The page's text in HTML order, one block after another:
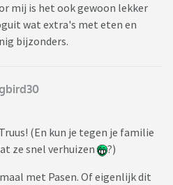
mij is het ook gewoon lekker
wat extra's met eten en
bijzonders.
(En kun je tegen je familie
ze snel verhuizen
?)
met Pasen. Of eigenlijk dit